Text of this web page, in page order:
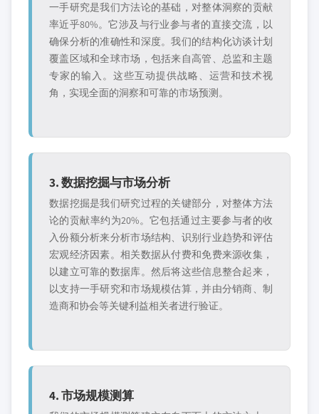
一手研究是我们方法论的基础，对整体洞察的贡献
率近乎80%。它涉及与行业参与者的直接交流，以
确保分析的准确性和深度。我们的结构化访谈计划
覆盖区域和全球市场，包括来自高管、总监和主题
专家的输入。这些互动提供战略、运营和技术视
角，实现全面的洞察和可靠的市场预测。
3. 数据挖掘与市场分析
数据挖掘是我们研究过程的关键部分，对整体方法
论的贡献率约为20%。它包括通过主要参与者的收
入份额分析来分析市场结构、识别行业趋势和评估
宏观经济因素。相关数据从付费和免费来源收集，
以建立可靠的数据库。然后将这些信息整合起来，
以支持一手研究和市场规模估算，并由分销商、制
造商和协会等关键利益相关者进行验证。
4. 市场规模测算